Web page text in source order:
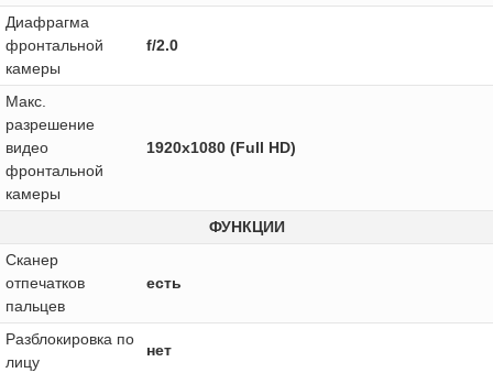
Диафрагма
фронтальной
камеры
f/2.0
Макс.
разрешение
видео
фронтальной
камеры
1920x1080 (Full HD)
ФУНКЦИИ
Сканер
отпечатков
пальцев
есть
Разблокировка по
лицу
нет